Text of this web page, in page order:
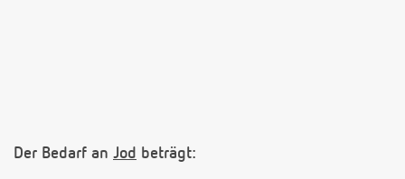
Der Bedarf an Jod beträgt: